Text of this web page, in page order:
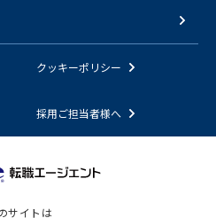
クッキーポリシー
採用ご担当者様へ
サイトは